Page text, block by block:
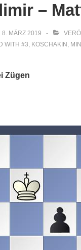
–
8. MÄRZ 2019
WITH #3, KOSCHAKIN ,
Zügen